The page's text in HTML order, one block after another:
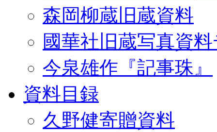
森岡柳蔵旧蔵資料
國華社旧蔵写真資
今泉雄作『記事珠』
資料目録
久野健寄贈資料